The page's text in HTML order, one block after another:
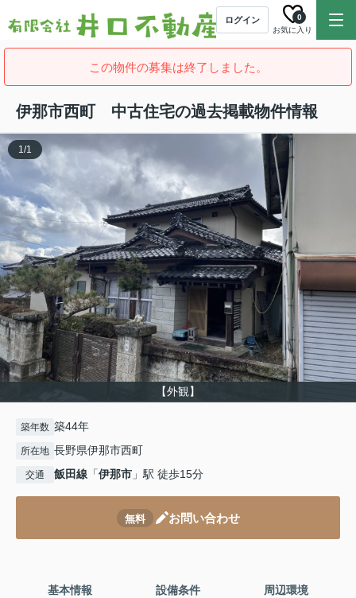
ログイン
お気に入り
0
この物件の募集は終了しました。
伊那市西町 中古住宅の過去掲載物件情報
【外観】
1/1
築年数 築44年
所在地 長野県伊那市西町
交通 飯田線 「伊那市 」駅 徒歩15分
無料 お問い合わせ
基本情報 設備条件 周辺環境